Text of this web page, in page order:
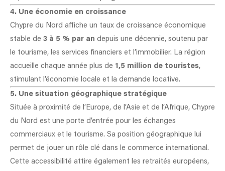
4. Une économie en croissance
Chypre du Nord affiche un taux de croissance économique
stable de 3 à 5 % par an depuis une décennie, soutenu par
le tourisme, les services financiers et l’immobilier. La région
accueille chaque année plus de 1,5 million de touristes,
stimulant l’économie locale et la demande locative.
5. Une situation géographique stratégique
Située à proximité de l’Europe, de l’Asie et de l’Afrique, Chypre
du Nord est une porte d’entrée pour les échanges
commerciaux et le tourisme. Sa position géographique lui
permet de jouer un rôle clé dans le commerce international.
Cette accessibilité attire également les retraités européens,